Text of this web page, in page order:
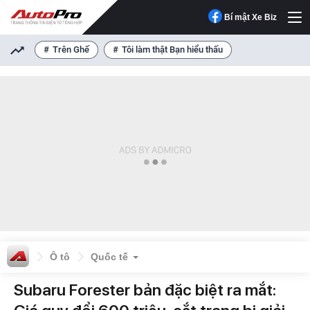
Bí mật Xe Biz
Trên Ghế Tôi làm thật Bạn hiểu thấu
Ô tô Quốc tế
Subaru Forester bản đặc biệt ra mắt: